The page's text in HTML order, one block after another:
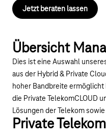
Jetzt beraten lassen
Übersicht
Dies ist eine Auswahl
aus der Hybrid & Private
hoher Bandbreite ermöglicht
die Private TelekomCLOUD
Lösungen der Telekom
Private